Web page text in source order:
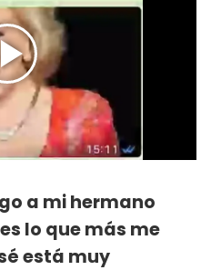
a mi hermano
lo que más me
está muy